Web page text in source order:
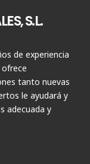
S.L.
de experiencia
tanto nuevas
le ayudará y
adecuada y